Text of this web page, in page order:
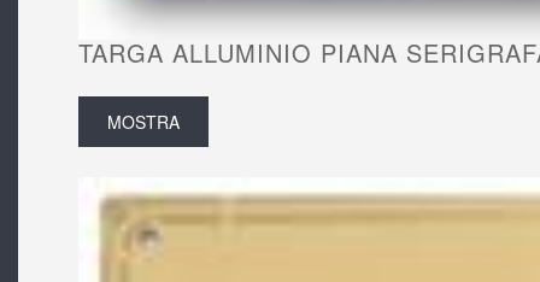
TARGA ALLUMINIO PIANA
MOSTRA